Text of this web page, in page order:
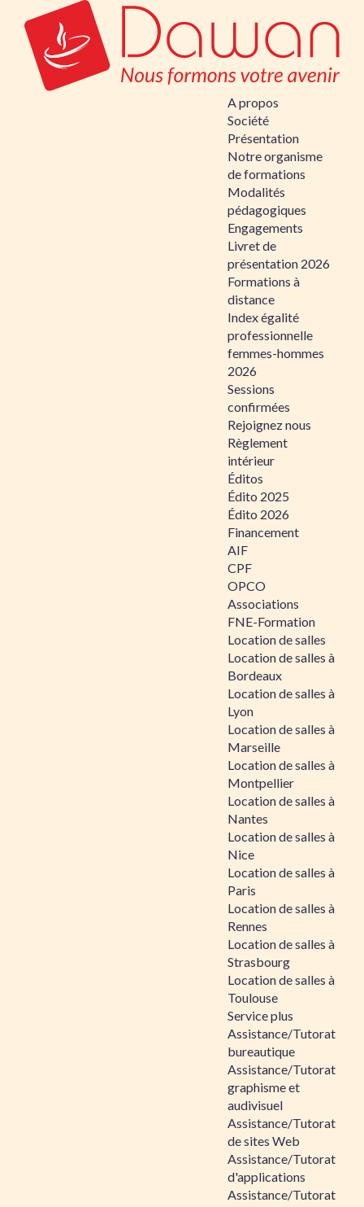
A propos
Société
Présentation
Notre organisme
de formations
Modalités
pédagogiques
Engagements
Livret de
présentation 2026
Formations à
distance
Index égalité
professionnelle
femmes-hommes
2026
Sessions
confirmées
Rejoignez nous
Règlement
intérieur
Éditos
Édito 2025
Édito 2026
Financement
AIF
CPF
OPCO
Associations
FNE-Formation
Location de salles
Location de salles à
Bordeaux
Location de salles à
Lyon
Location de salles à
Marseille
Location de salles à
Montpellier
Location de salles à
Nantes
Location de salles à
Nice
Location de salles à
Paris
Location de salles à
Rennes
Location de salles à
Strasbourg
Location de salles à
Toulouse
Service plus
Assistance/Tutorat
bureautique
Assistance/Tutorat
graphisme et
audivisuel
Assistance/Tutorat
de sites Web
Assistance/Tutorat
d'applications
Assistance/Tutorat